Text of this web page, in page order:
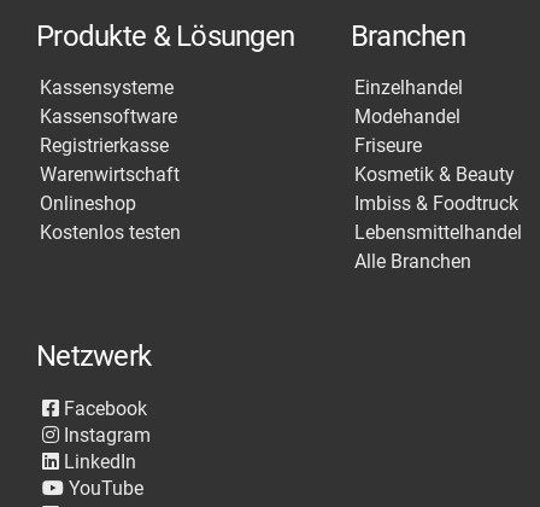
Produkte & Lösungen
Kassensysteme
Kassensoftware
Registrierkasse
Warenwirtschaft
Onlineshop
Kostenlos testen
Branchen
Einzelhandel
Modehandel
Friseure
Kosmetik & Beauty
Imbiss & Foodtruck
Lebensmittelhandel
Alle Branchen
Netzwerk
Facebook
Instagram
LinkedIn
YouTube